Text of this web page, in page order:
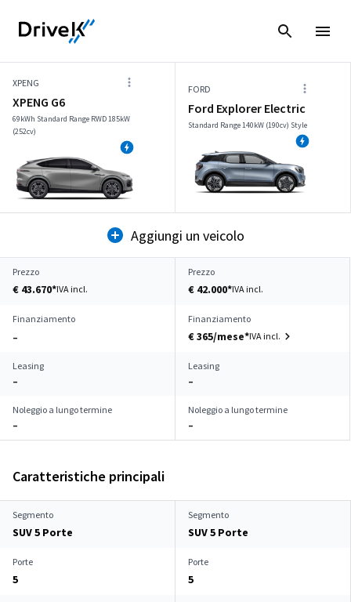
XPENG
XPENG G6
69kWh Standard Range RWD 185kW
(252cv)
FORD
Ford Explorer Electric
Standard Range 140kW (190cv) Style
Aggiungi un veicolo
Prezzo
€ 43.670*IVA incl.
Prezzo
€ 42.000*IVA incl.
Finanziamento
–
Finanziamento
€ 365/mese*IVA incl.
Leasing
–
Leasing
–
Noleggio a lungo termine
–
Noleggio a lungo termine
–
Caratteristiche principali
Segmento
SUV 5 Porte
Segmento
SUV 5 Porte
Porte
5
Porte
5